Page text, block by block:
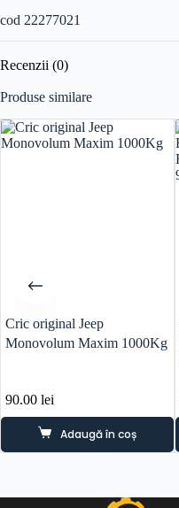
cod 22277021
Recenzii (0)
Produse similare
Cric original Jeep
Monovolum Maxim 1000Kg
90.00 lei
Adaugă în coș